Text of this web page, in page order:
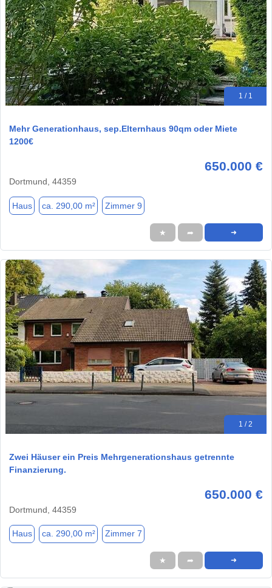
1 / 1
Mehr Generationhaus, sep.Elternhaus 90qm oder Miete
1200€
650.000 €
Dortmund, 44359
Haus ca. 290,00 m² Zimmer 9
★ ➦ ➜
1 / 2
Zwei Häuser ein Preis Mehrgenerationshaus getrennte
Finanzierung.
650.000 €
Dortmund, 44359
Haus ca. 290,00 m² Zimmer 7
★ ➦ ➜